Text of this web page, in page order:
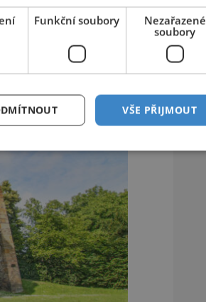
Funkční soubory
Nezařazené
soubory
VŠE PŘIJMOUT